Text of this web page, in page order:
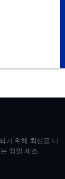
기 위해 최선을 다
정밀 제조.